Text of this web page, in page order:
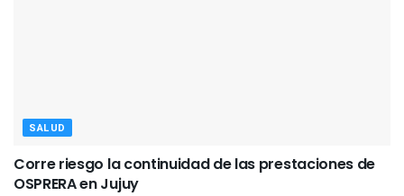
SALUD
Corre riesgo la continuidad de las prestaciones de
OSPRERA en Jujuy